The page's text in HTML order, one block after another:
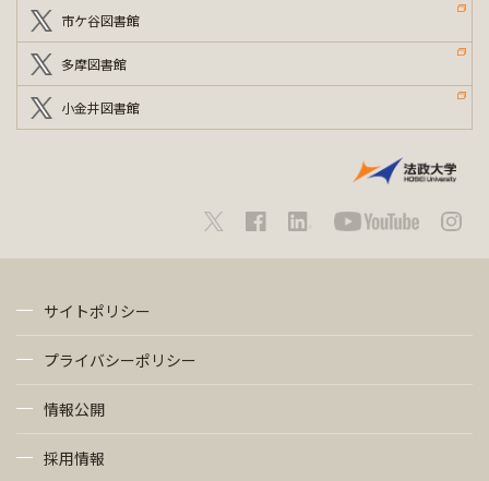
市ケ谷図書館
多摩図書館
小金井図書館
サイトポリシー
プライバシーポリシー
情報公開
採用情報